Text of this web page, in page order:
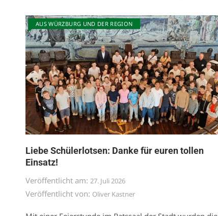
AUS WÜRZBURG UND DER REGION
Liebe Schülerlotsen: Danke für euren tollen
Einsatz!
Veröffentlicht am: 27. Juli 2026
Veröffentlicht von: Oliver Kastner